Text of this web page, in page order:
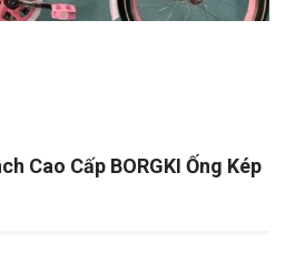
Cao Cấp BORGKI Ống Kép